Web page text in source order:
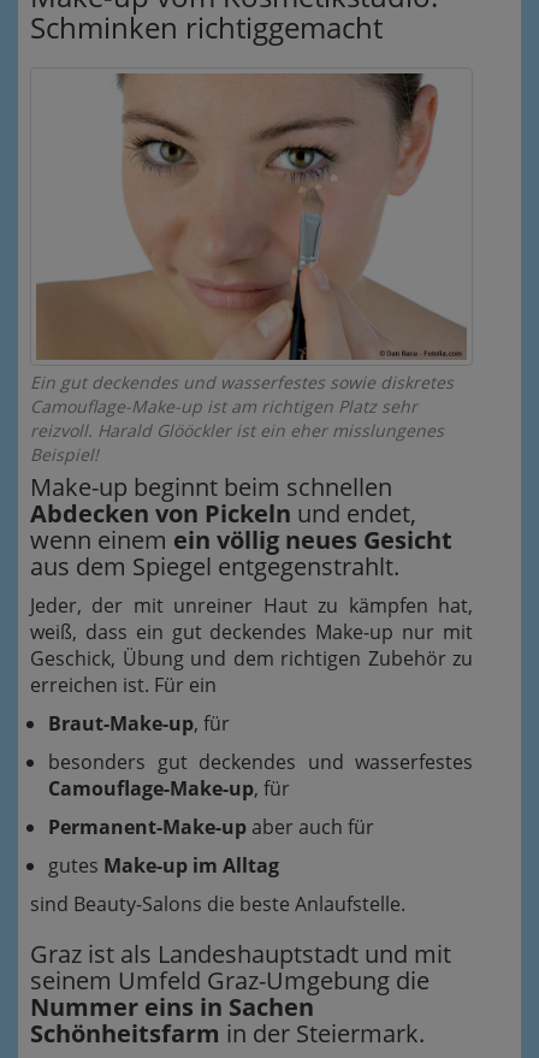
Schminken richtiggemacht
Ein gut deckendes und wasserfestes sowie diskretes
Camouflage-Make-up ist am richtigen Platz sehr
reizvoll. Harald Glööckler ist ein eher misslungenes
Beispiel!
Make-up beginnt beim schnellen
Abdecken von Pickeln und endet,
wenn einem ein völlig neues Gesicht
aus dem Spiegel entgegenstrahlt.
Jeder, der mit unreiner Haut zu kämpfen hat,
weiß, dass ein gut deckendes Make-up nur mit
Geschick, Übung und dem richtigen Zubehör zu
erreichen ist. Für ein
Braut-Make-up, für
besonders gut deckendes und wasserfestes
Camouflage-Make-up, für
Permanent-Make-upaber auch für
gutes Make-up im Alltag
sind Beauty-Salons die beste Anlaufstelle.
Graz ist als Landeshauptstadt und mit
seinem Umfeld Graz-Umgebung die
Nummer eins in Sachen
Schönheitsfarm in der Steiermark.